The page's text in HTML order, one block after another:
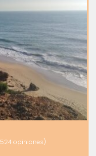
opiniones)